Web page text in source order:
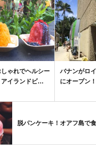
ゃれでヘルシー
アイランドビ…
バナンがロ
にオープン
脱パンケーキ！オアフ島で